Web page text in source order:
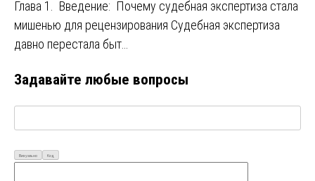
Глава 1. Введение: Почему судебная экспертиза стала
мишенью для рецензирования Судебная экспертиза
давно перестала быт…
Задавайте любые вопросы
Визуально Код